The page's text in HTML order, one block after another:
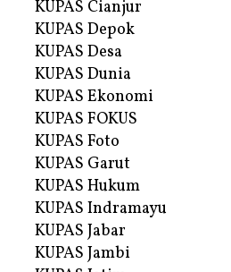
KUPAS Cianjur
KUPAS Depok
KUPAS Desa
KUPAS Dunia
KUPAS Ekonomi
KUPAS FOKUS
KUPAS Foto
KUPAS Garut
KUPAS Hukum
KUPAS Indramayu
KUPAS Jabar
KUPAS Jambi